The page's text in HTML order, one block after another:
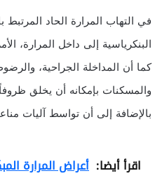
في التهاب المرارة الحاد المرتبط
البنكرياسية إلى داخل المرارة،
كما أن المداخلة الجراحية،
والمسكنات بإمكانه أن يخلق
بالإضافة إلى أن تواسط آليات
اقرأ أيضا: أعراض المرارة